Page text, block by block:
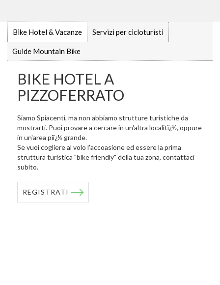
Bike Hotel & Vacanze Servizi per cicloturisti
Guide Mountain Bike
BIKE HOTEL A
PIZZOFERRATO
Siamo Spiacenti, ma non abbiamo strutture turistiche da
mostrarti. Puoi provare a cercare in un'altra localitï¿½, oppure
in un'area piï¿½ grande.
Se vuoi cogliere al volo l'accoasione ed essere la prima
struttura turistica "bike friendly" della tua zona, contattaci
subito.
REGISTRATI